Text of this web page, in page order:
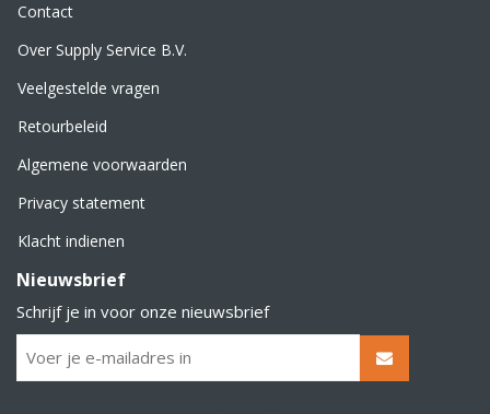
Contact
Over Supply Service B.V.
Veelgestelde vragen
Retourbeleid
Algemene voorwaarden
Privacy statement
Klacht indienen
Nieuwsbrief
Schrijf je in voor onze nieuwsbrief